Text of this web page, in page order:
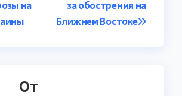
за обострения на
Ближнем Востоке
на
От